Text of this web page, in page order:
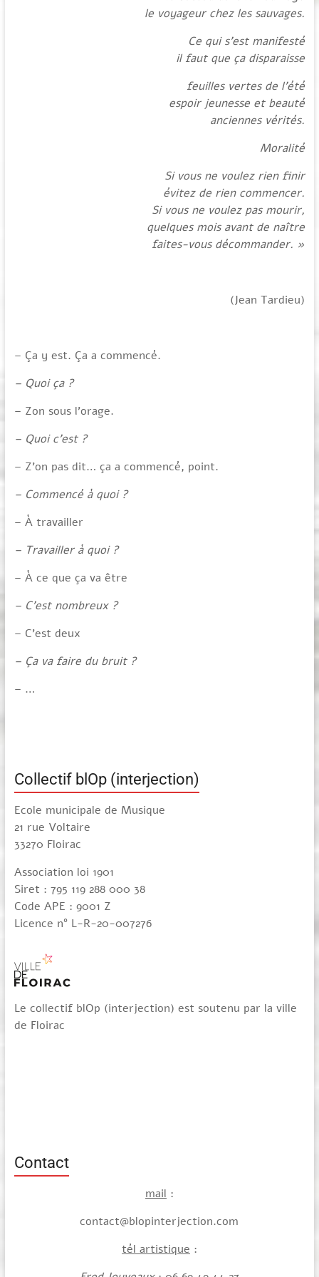
le voyageur chez les sauvages.
Ce qui s’est manifesté
il faut que ça disparaisse
feuilles vertes de l’été
espoir jeunesse et beauté
anciennes vérités.
Moralité
Si vous ne voulez rien finir
évitez de rien commencer.
Si vous ne voulez pas mourir,
quelques mois avant de naître
faites-vous décommander. »
(Jean Tardieu)
– Ça y est. Ça a commencé.
– Quoi ça ?
– Zon sous l’orage.
– Quoi c’est ?
– Z’on pas dit… ça a commencé, point.
– Commencé à quoi ?
– À travailler
– Travailler à quoi ?
– À ce que ça va être
– C’est nombreux ?
– C’est deux
– Ça va faire du bruit ?
– …
Collectif blOp (interjection)
Ecole municipale de Musique
21 rue Voltaire
33270 Floirac
Association loi 1901
Siret : 795 119 288 000 38
Code APE : 9001 Z
Licence n° L-R-20-007276
Le collectif blOp (interjection) est soutenu par la ville
de Floirac
Contact
mail :
contact@blopinterjection.com
tél artistique :